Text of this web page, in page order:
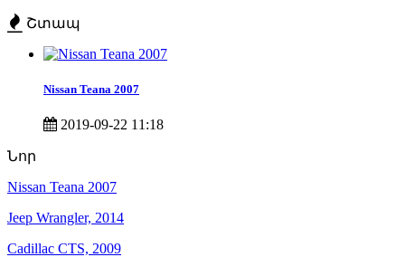
Շտապ
Nissan Teana 2007
2019-09-22 11:18
Նոր
Nissan Teana 2007
Jeep Wrangler, 2014
Cadillac CTS, 2009